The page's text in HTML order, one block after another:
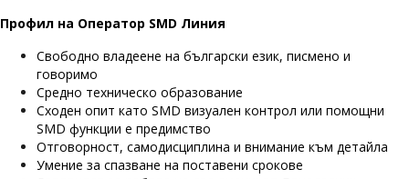
Профил на Оператор SMD Линия
Свободно владеене на български език, писмено и
говоримо
Средно техническо образование
Сходен опит като SMD визуален контрол или помощни
SMD функции е предимство
Отговорност, самодисциплина и внимание към детайла
Умение за спазване на поставени срокове